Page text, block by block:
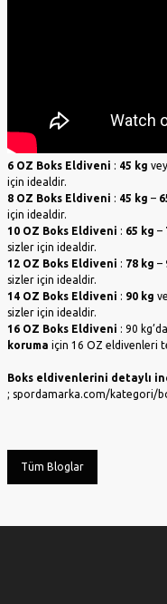
6 OZ Boks Eldiveni : 45 kg
için idealdir.
8 OZ Boks Eldiveni : 45 kg –
için idealdir.
10 OZ Boks Eldiveni : 65 kg –
sizler için idealdir.
12 OZ Boks Eldiveni : 78 kg –
sizler için idealdir.
14 OZ Boks Eldiveni : 90 kg
sizler için idealdir.
16 OZ Boks Eldiveni : 90
koruma için 16 OZ eldivenleri
Boks eldivenlerini detaylı
; spordamarka.com/kategori/
Tüm Bloglar